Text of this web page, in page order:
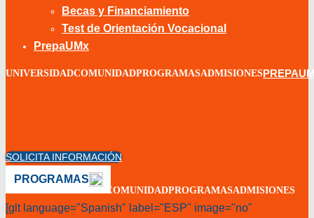
Becas y Financiamiento
Test de Orientación Vocacional
PrepaUMx
UNIVERSIDADCOMUNIDADPROGRAMASADMISIONES
SOLICITA INFORMACIÓN
PROGRAMAS
TU COMUNIDADPROGRAMASADMISIONES
[glt language="Spanish" label="ESP" image="no"